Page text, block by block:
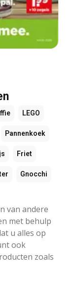
LEGO
Pannenkoek
Friet
Gnocchi
van andere
met behulp
u alles op
ook
zoals